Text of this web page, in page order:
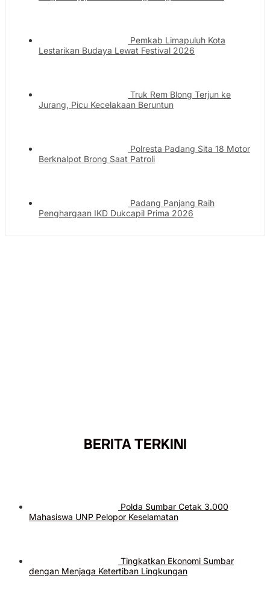
Pemkab Limapuluh Kota
Lestarikan Budaya Lewat Festival 2026
Truk Rem Blong Terjun ke
Jurang, Picu Kecelakaan Beruntun
Polresta Padang Sita 18 Motor
Berknalpot Brong Saat Patroli
Padang Panjang Raih
Penghargaan IKD Dukcapil Prima 2026
BERITA TERKINI
Polda Sumbar Cetak 3.000
Mahasiswa UNP Pelopor Keselamatan
Tingkatkan Ekonomi Sumbar
dengan Menjaga Ketertiban Lingkungan